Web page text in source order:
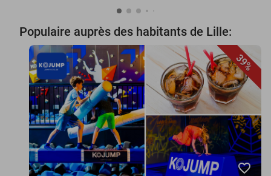
Populaire auprès des habitants de Lille:
39%
favorite_border